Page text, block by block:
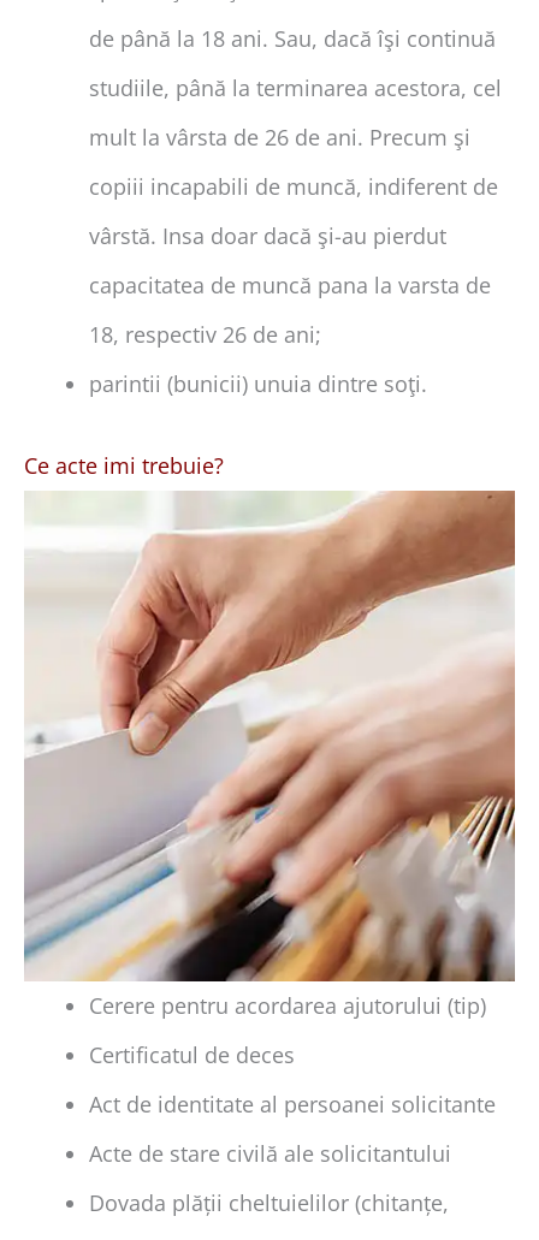
de până la 18 ani. Sau, dacă îşi continuă
studiile, până la terminarea acestora, cel
mult la vârsta de 26 de ani. Precum şi
copiii incapabili de muncă, indiferent de
vârstă. Insa doar dacă şi-au pierdut
capacitatea de muncă pana la varsta de
18, respectiv 26 de ani;
parintii (bunicii) unuia dintre soţi.
Ce acte imi trebuie?
Cerere pentru acordarea ajutorului (tip)
Certificatul de deces
Act de identitate al persoanei solicitante
Acte de stare civilă ale solicitantului
Dovada plății cheltuielilor (chitanțe,